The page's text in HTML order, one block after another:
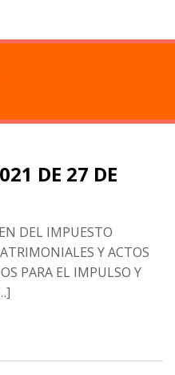
DE 27 DE
DEL IMPUESTO
Y ACTOS
PARA EL IMPULSO Y